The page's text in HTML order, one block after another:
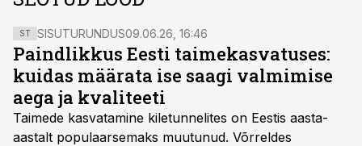
ST SISUTURUNDUS09.06.26, 16:46
Paindlikkus Eesti taimekasvatuses:
kuidas määrata ise saagi valmimise
aega ja kvaliteeti
Taimede kasvatamine kiletunnelites on Eestis aasta-
aastalt populaarsemaks muutunud. Võrreldes